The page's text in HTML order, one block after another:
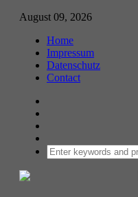
August 09, 2026
Home
Impressum
Datenschutz
Contact